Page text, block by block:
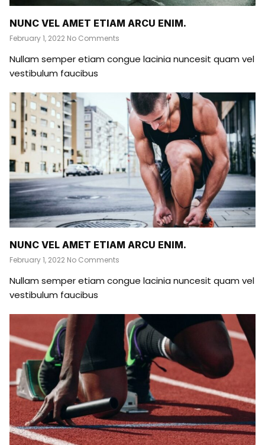
NUNC VEL AMET ETIAM ARCU ENIM.
February 1, 2022 No Comments
Nullam semper etiam congue lacinia nuncesit quam vel
vestibulum faucibus
NUNC VEL AMET ETIAM ARCU ENIM.
February 1, 2022 No Comments
Nullam semper etiam congue lacinia nuncesit quam vel
vestibulum faucibus